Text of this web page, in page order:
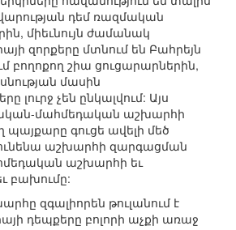
դեմ ռազմական
միեւնույն ժամանակ
զորքերը մտնում են Բահրեյն
բողոքող շիա ցուցարարներին,
մասին
լուրջ չեն ընկալվում: Այս
մահմեդական աշխարհի
պայքարը գուցե ավելի մեծ
ունենա աշխարհի զարգացման
աշխարհի եւ
բախումը:
զգալիորեն թուլանում է
դեպքերը բոլորի աչքի առաջ